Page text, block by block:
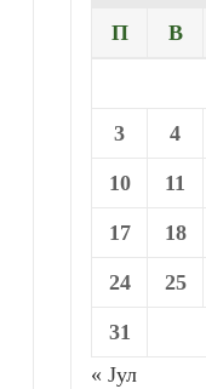
П В
3 4
10 11
17 18
24 25
31
« Јул